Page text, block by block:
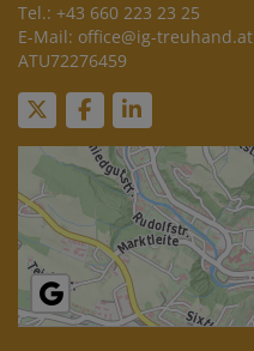
Tel.: +43 660 223 23 25
E-Mail: office@ig-treuhand.at
ATU72276459